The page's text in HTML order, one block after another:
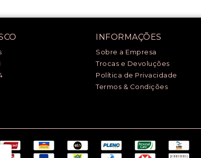
INFORMAÇÕES
Sobre a Empresa
Trocas e Devoluções
Política de Privacidade
Termos & Condições